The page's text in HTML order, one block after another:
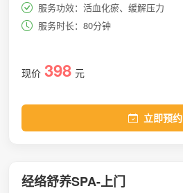
服务功效：活血化瘀、缓解压力
服务时长：80分钟
现价 398 元
立即预约
经络舒养SPA-上门